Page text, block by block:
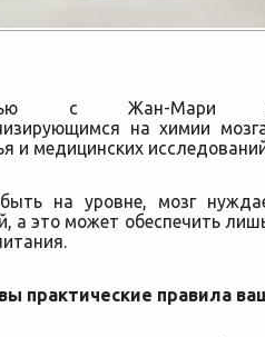
с Жан-Мари
на химии
и медицинских
на уровне, мозг
а это может обеспечить
практические правила